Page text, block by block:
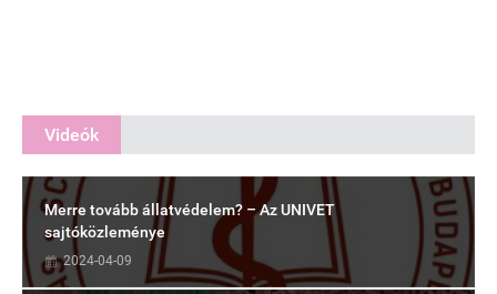
Videók
Merre tovább állatvédelem? – Az UNIVET
sajtóközleménye
2024-04-09